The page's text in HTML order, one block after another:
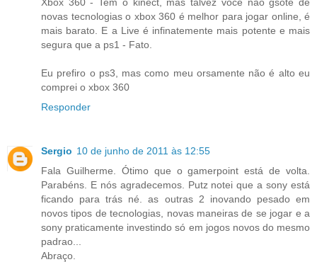
novas tecnologias o xbox 360 é melhor para jogar online, é
mais barato. E a Live é infinatemente mais potente e mais
segura que a ps1 - Fato.
Eu prefiro o ps3, mas como meu orsamente não é alto eu
comprei o xbox 360
Responder
Sergio 10 de junho de 2011 às 12:55
Fala Guilherme. Ótimo que o gamerpoint está de volta.
Parabéns. E nós agradecemos. Putz notei que a sony está
ficando para trás né. as outras 2 inovando pesado em
novos tipos de tecnologias, novas maneiras de se jogar e a
sony praticamente investindo só em jogos novos do mesmo
padrao...
Abraço.